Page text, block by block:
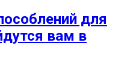
для
вам в